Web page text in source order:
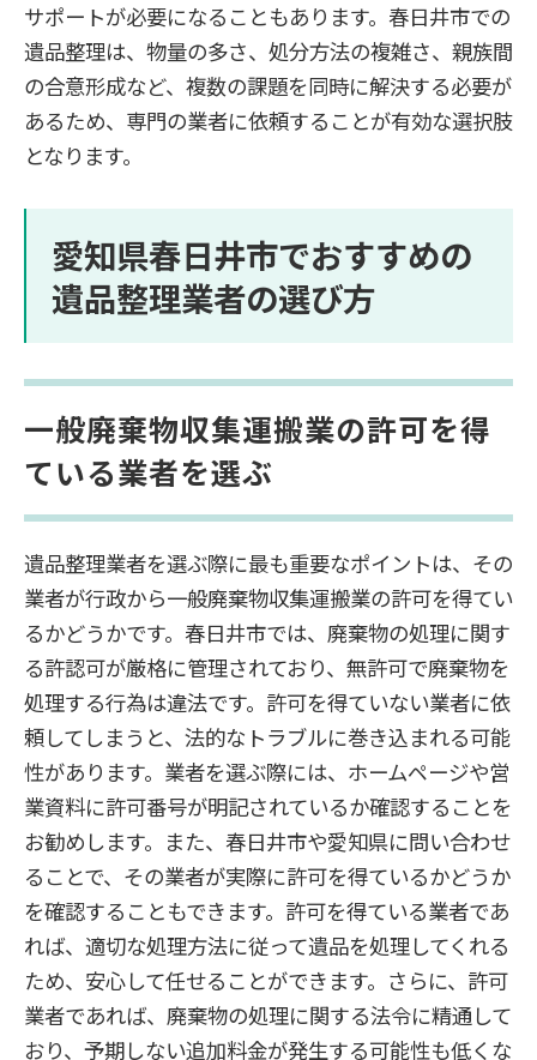
サポートが必要になることもあります。春日井市での
遺品整理は、物量の多さ、処分方法の複雑さ、親族間
の合意形成など、複数の課題を同時に解決する必要が
あるため、専門の業者に依頼することが有効な選択肢
となります。
愛知県春日井市でおすすめの
遺品整理業者の選び方
一般廃棄物収集運搬業の許可を得
ている業者を選ぶ
遺品整理業者を選ぶ際に最も重要なポイントは、その
業者が行政から一般廃棄物収集運搬業の許可を得てい
るかどうかです。春日井市では、廃棄物の処理に関す
る許認可が厳格に管理されており、無許可で廃棄物を
処理する行為は違法です。許可を得ていない業者に依
頼してしまうと、法的なトラブルに巻き込まれる可能
性があります。業者を選ぶ際には、ホームページや営
業資料に許可番号が明記されているか確認することを
お勧めします。また、春日井市や愛知県に問い合わせ
ることで、その業者が実際に許可を得ているかどうか
を確認することもできます。許可を得ている業者であ
れば、適切な処理方法に従って遺品を処理してくれる
ため、安心して任せることができます。さらに、許可
業者であれば、廃棄物の処理に関する法令に精通して
おり、予期しない追加料金が発生する可能性も低くな